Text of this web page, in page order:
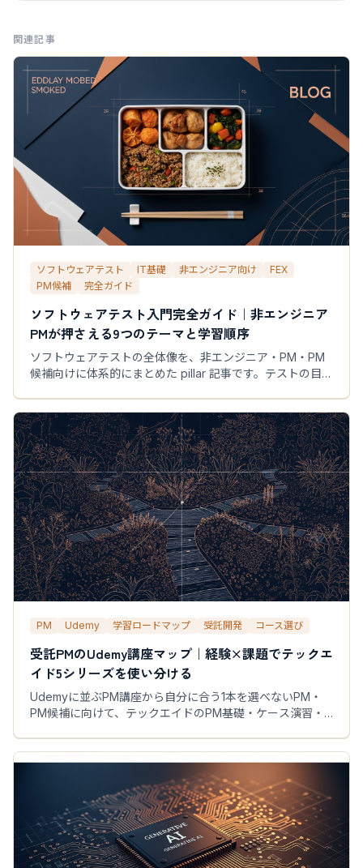
関連記事
ソフトウェアテスト IT基礎 非エンジニア向け
FEX
PM候補
完全ガイド
ソフトウェアテスト入門完全ガイド｜非エンジニア
PMが押さえる9つのテーマと学習順序
ソフトウェアテストの全体像を、非エンジニア・PM・PM
候補向けに体系的にまとめた pillar 記事です。テストの目
す。
PM Udemy 学習ロードマップ 受託開発 コース選び
受託PMのUdemy講座マップ｜経験×課題でテックエ
イド5シリーズを使い分ける
Udemyに並ぶPM講座から自分に合う1本を選べないPM・
PM候補に向けて、テックエイドのPM基礎・ケース演習・